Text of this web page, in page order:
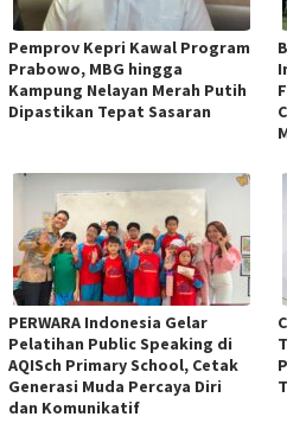
Pemprov Kepri Kawal Program
Prabowo, MBG hingga
Kampung Nelayan Merah Putih
Dipastikan Tepat Sasaran
PERWARA Indonesia Gelar
Pelatihan Public Speaking di
AQISch Primary School, Cetak
Generasi Muda Percaya Diri
dan Komunikatif